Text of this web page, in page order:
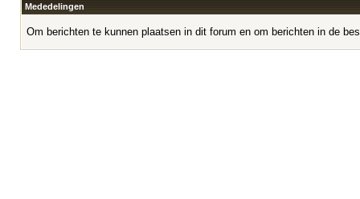
Mededelingen
Om berichten te kunnen plaatsen in dit forum en om berichten in de